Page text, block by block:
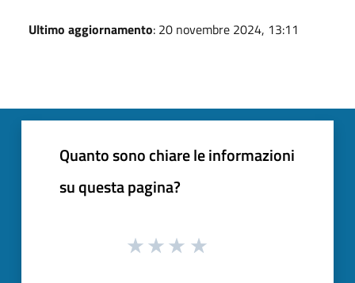
Ultimo aggiornamento: 20 novembre 2024, 13:11
Quanto sono chiare le informazioni
su questa pagina?